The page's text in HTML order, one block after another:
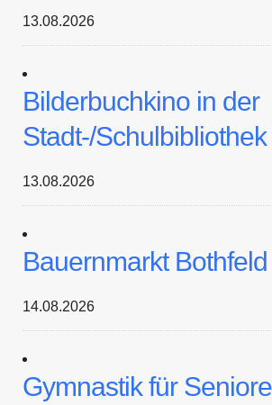
13.08.2026
Bilderbuchkino in der
Stadt-/
13.08.2026
Bauernmarkt Bothfeld
14.08.2026
Gymnastik für